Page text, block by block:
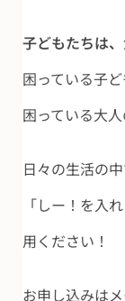
子どもたちは
困っている子ど
困っている大人
日々の生活の
「しー！を入
用ください！
お申し込みはメ